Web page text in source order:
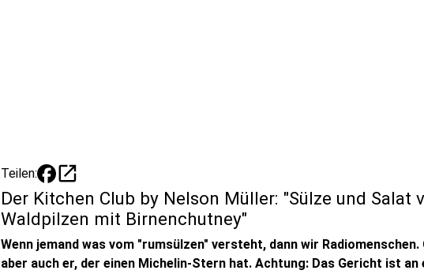
Teilen: open_in_new
Der Kitchen Club by Nelson Müller: "Sülze und Salat
Waldpilzen mit Birnenchutney"
Wenn jemand was vom "rumsülzen" versteht, dann wir Radiomenschen.
aber auch er, der einen Michelin-Stern hat. Achtung: Das Gericht ist an